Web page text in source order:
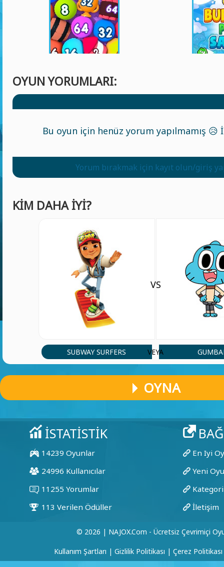
OYUN YORUMLARI:
Bu oyun için henüz yorum yapılmamış 😥
Yorum bırakmak için kayıt olun/giriş
KIM DAHA IYI?
SUBWAY SURFERS
VS
VEYA
OYNA
© 2026 | NAJOX.com - Ücretsiz Çevrimiçi
Kullanım Şartları | Gizlilik Politikası | Çerez Politikası